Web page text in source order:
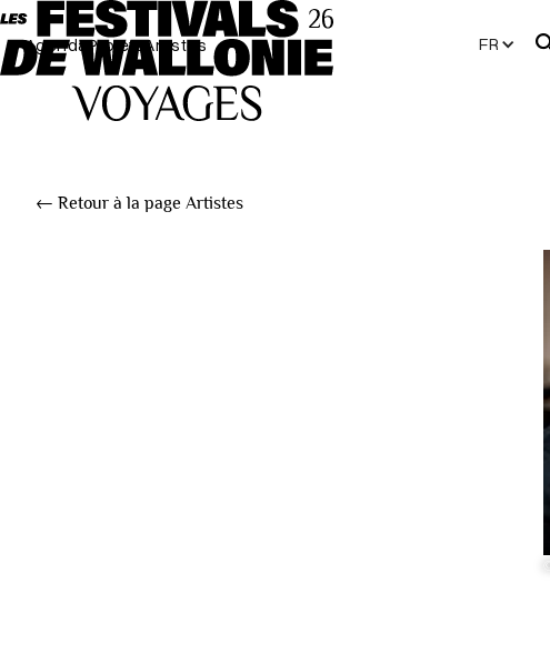
AgendaProjetsArtistes FR
← Retour à la page Artistes